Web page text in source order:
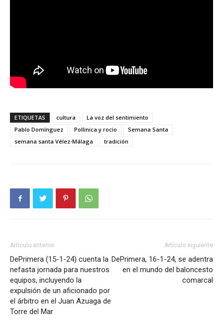
ETIQUETAS cultura
La voz del sentimiento
Pablo Domínguez
Pollinica y rocio
Semana Santa
semana santa Vélez-Málaga
tradición
Artículo anterior
DePrimera (15-1-24) cuenta la
nefasta jornada para nuestros
equipos, incluyendo la
expulsión de un aficionado por
el árbitro en el Juan Azuaga de
Torre del Mar
Artículo siguiente
DePrimera, 16-1-24, se adentra
en el mundo del baloncesto
comarcal